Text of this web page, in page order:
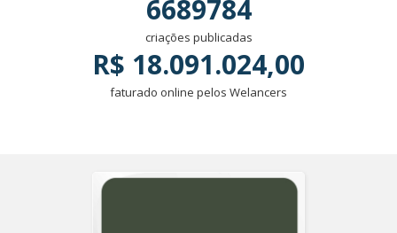
6689784
criações publicadas
R$ 18.091.024,00
faturado online pelos Welancers